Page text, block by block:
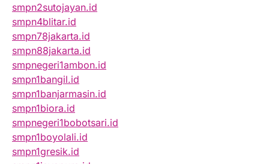
smpn2sutojayan.id
smpn4blitar.id
smpn78jakarta.id
smpn88jakarta.id
smpnegeri1ambon.id
smpn1bangil.id
smpn1banjarmasin.id
smpn1biora.id
smpnegeri1bobotsari.id
smpn1boyolali.id
smpn1gresik.id